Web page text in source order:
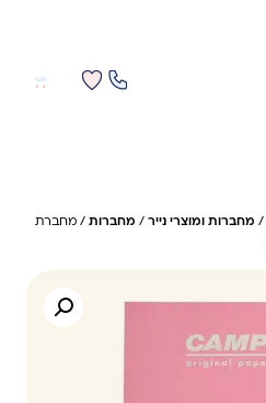
/ מחברות ומוצרי נייר / מחברות / מחברת